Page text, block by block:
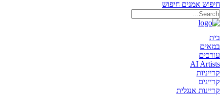
חיפוש אמנים חיפוש
בית
במאים
עורכים
AI Artists
קרייניות
קריינים
קריינות אנגלית